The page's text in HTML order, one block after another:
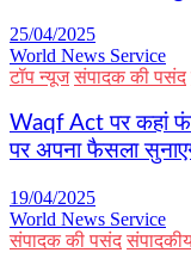
25/04/2025
World News Service
टॉप न्यूज संपादक की पसंद
Waqf Act पर कहां
पर अपना फैसला
19/04/2025
World News Service
संपादक की पसंद